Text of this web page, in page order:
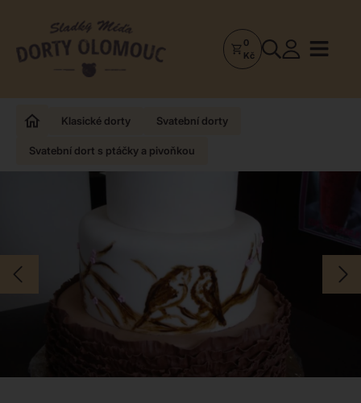
Dorty
Zakázkové
0
Kč
Klasické dorty Svatební dorty
Svatební dort s ptáčky a pivoňkou